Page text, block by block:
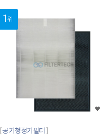
1위
공기청정기필터